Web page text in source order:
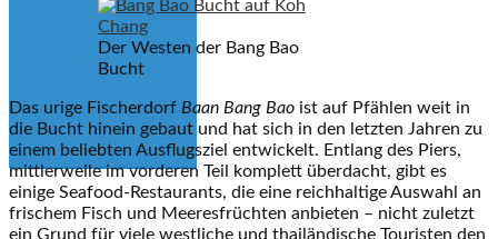
Der Westen der Bang Bao
Bucht
Das urige Fischerdorf Baan Bang Bao ist auf Pfählen weit in
die Bucht hinein gebaut und hat sich in den letzten Jahren zu
einem beliebten Ausflugsziel entwickelt. Entlang des Piers,
mittlerweile im vorderen Teil komplett überdacht, gibt es
einige Seafood-Restaurants, die eine reichhaltige Auswahl an
frischem Fisch und Meeresfrüchten anbieten – nicht zuletzt
ein Grund für viele westliche und thailändische Touristen den